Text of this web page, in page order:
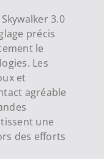
3.0
précis
le
Les
et
agréable
une
des efforts